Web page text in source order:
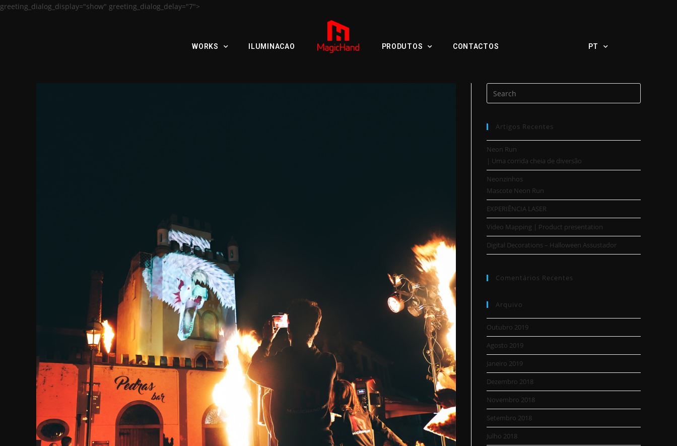
greeting_dialog_display="show" greeting_dialog_delay="7">
WORKS ILUMINACAO PRODUTOS CONTACTOS PT
Artigos Recentes
Neon Run
| Uma corrida cheia de diversão
Neonzinhos
Mascote Neon Run
EXPERIÊNCIA LASER
Video Mapping | Product presentation
Digital Decorations – Halloween Assustador
Comentários Recentes
Arquivo
Outubro 2019
Agosto 2019
Janeiro 2019
Dezembro 2018
Novembro 2018
Setembro 2018
Julho 2018